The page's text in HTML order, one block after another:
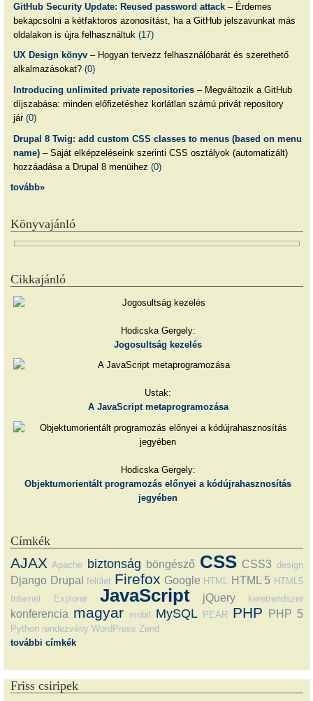
GitHub Security Update: Reused password attack– Érdemes
bekapcsolni a kétfaktoros azonosítást, ha a GitHub jelszavunkat más
oldalakon is újra felhasználtuk (17)
UX Design könyv– Hogyan tervezz felhasználóbarát és szerethető
alkalmazásokat? (0)
Introducing unlimited private repositories– Megváltozik a GitHub
díjszabása: minden előfizetéshez korlátlan számú privát repository
jár (0)
Drupal 8 Twig: add custom CSS classes to menus (based on menu
name)– Saját elképzeléseink szerinti CSS osztályok (automatizált)
hozzáadása a Drupal 8 menüihez (0)
tovább»
Könyvajánló
Cikkajánló
Hodicska Gergely:
Jogosultság kezelés
Ustak:
A JavaScript metaprogramozása
Hodicska Gergely:
Objektumorientált programozás előnyei a kódújrahasznosítás
jegyében
Címkék
AJAX Apache biztonság böngésző CSS CSS3 design
Django Drupal felület Firefox Google HTML HTML 5 HTML5
Internet Explorer
JavaScript jQuery keretrendszer
konferencia magyar mobil MySQL PEAR PHP PHP 5
Python rendezvény WordPress Zend
további címkék
Friss csiripek